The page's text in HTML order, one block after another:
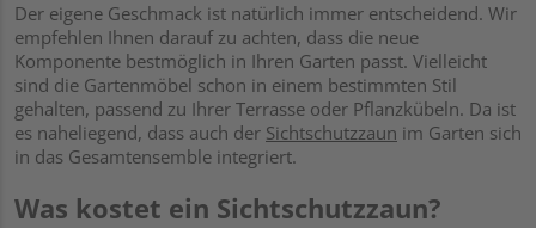
Der eigene Geschmack ist natürlich immer entscheidend. Wir
empfehlen Ihnen darauf zu achten, dass die neue
Komponente bestmöglich in Ihren Garten passt. Vielleicht
sind die Gartenmöbel schon in einem bestimmten Stil
gehalten, passend zu Ihrer Terrasse oder Pflanzkübeln. Da ist
es naheliegend, dass auch der Sichtschutzzaun im Garten sich
in das Gesamtensemble integriert.
Was kostet ein Sichtschutzzaun?